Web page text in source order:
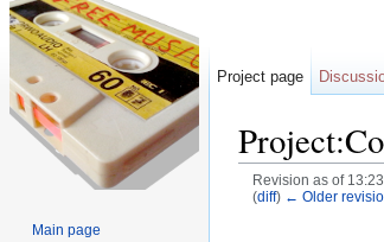
Revision as of
(diff) ← Older
Project page
Main page